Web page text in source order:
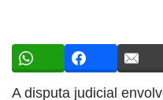
A disputa judicial